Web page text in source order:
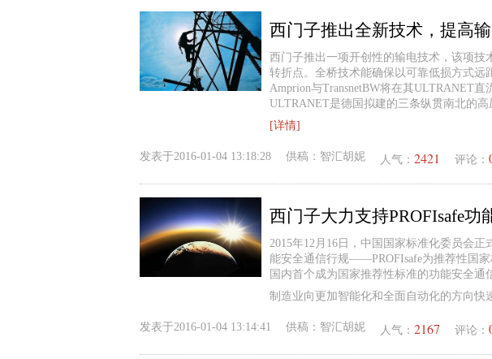
西门子推出全新技术，提高
西门子推出一项开创性的输电技术，该项
转折点。全桥技术能确保以可靠低损方式远
Amprion与TransnetBW将在其ULTRANET直
ULTRANET是德国拟建的三条纵贯南北的高
[详情]
发表于2016-01-04 13:18:28 供稿： 智汇胡妮 人气： 2421 评论：
2015年12月16日，中国国家标准化委员会正
能安全通信行规——PROFIsafe为推荐性国家
国内首个成为国家推荐性标准的功能安全
制造业向更加智能化和全面自动化的方向快
发表于2016-01-04 13:14:41 供稿： 智汇胡妮 人气： 2167 评论：